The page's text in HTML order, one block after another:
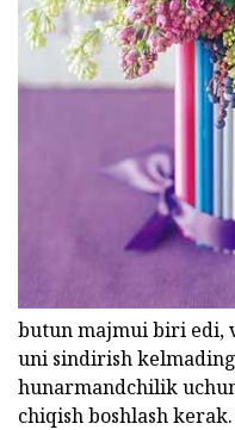
butun majmui biri edi,
uni sindirish
hunarmandchilik
chiqish boshlash